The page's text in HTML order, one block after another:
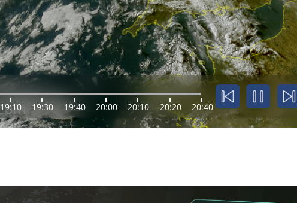
19:10 19:30 19:40 20:00 20:10 20:20 20:40